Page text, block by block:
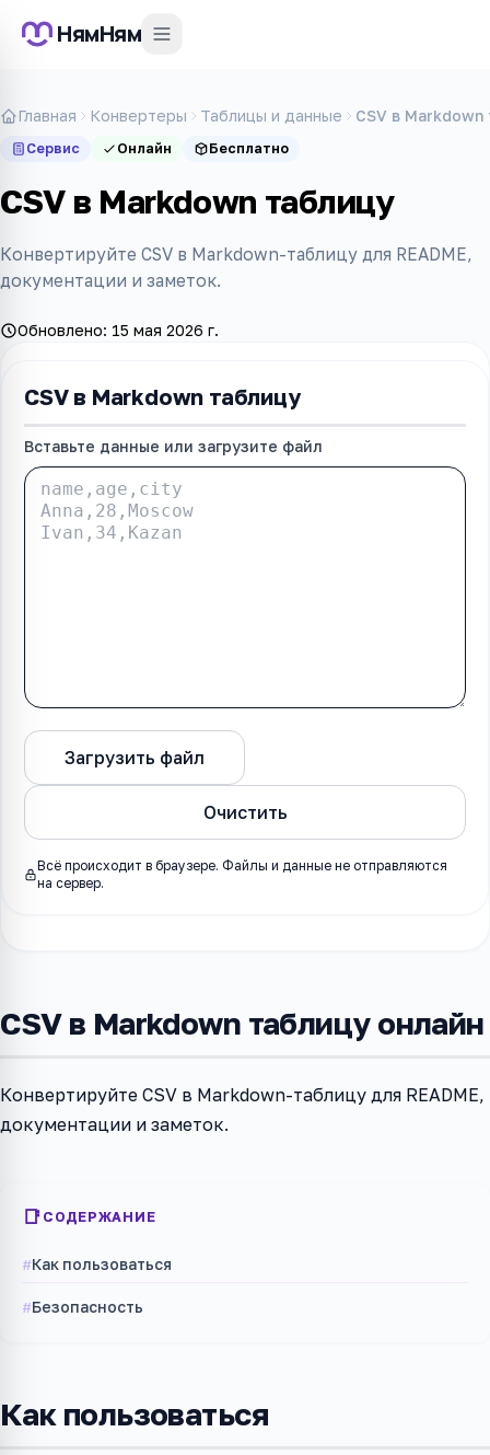
НямНям
Главная Конвертеры Таблицы и данные CSV в Markdown
Сервис Онлайн Бесплатно
CSV в Markdown таблицу
Конвертируйте CSV в Markdown-таблицу для README,
документации и заметок.
Обновлено: 15 мая 2026 г.
CSV в Markdown таблицу
Вставьте данные или загрузите файл
Загрузить файл
Очистить
Всё происходит в браузере. Файлы и данные не отправляются
на сервер.
CSV в Markdown таблицу онлайн
Конвертируйте CSV в Markdown-таблицу для README,
документации и заметок.
СОДЕРЖАНИЕ
Как пользоваться
Безопасность
Как пользоваться